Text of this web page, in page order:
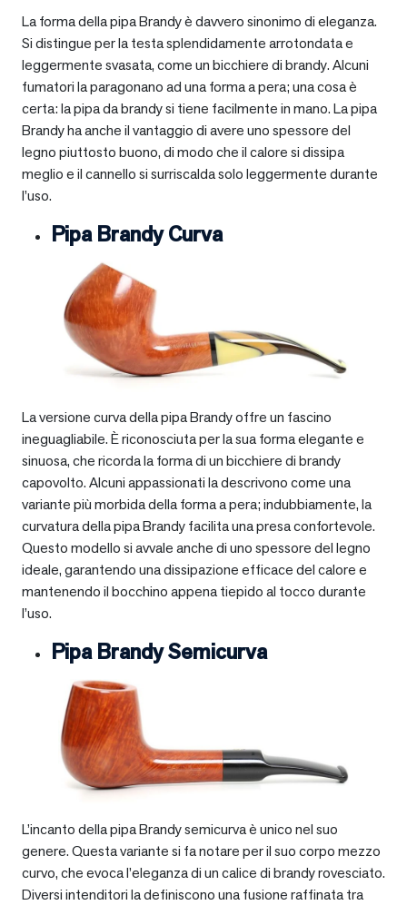
La forma della pipa Brandy è davvero sinonimo di eleganza.
Si distingue per la testa splendidamente arrotondata e
leggermente svasata, come un bicchiere di brandy. Alcuni
fumatori la paragonano ad una forma a pera; una cosa è
certa: la pipa da brandy si tiene facilmente in mano. La pipa
Brandy ha anche il vantaggio di avere uno spessore del
legno piuttosto buono, di modo che il calore si dissipa
meglio e il cannello si surriscalda solo leggermente durante
l’uso.
Pipa Brandy Curva
La versione curva della pipa Brandy offre un fascino
ineguagliabile. È riconosciuta per la sua forma elegante e
sinuosa, che ricorda la forma di un bicchiere di brandy
capovolto. Alcuni appassionati la descrivono come una
variante più morbida della forma a pera; indubbiamente, la
curvatura della pipa Brandy facilita una presa confortevole.
Questo modello si avvale anche di uno spessore del legno
ideale, garantendo una dissipazione efficace del calore e
mantenendo il bocchino appena tiepido al tocco durante
l’uso.
Pipa Brandy Semicurva
L’incanto della pipa Brandy semicurva è unico nel suo
genere. Questa variante si fa notare per il suo corpo mezzo
curvo, che evoca l’eleganza di un calice di brandy rovesciato.
Diversi intenditori la definiscono una fusione raffinata tra